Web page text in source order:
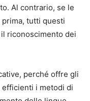
Al contrario, se le
tutti questi
riconoscimento dei
perché offre gli
i metodi di